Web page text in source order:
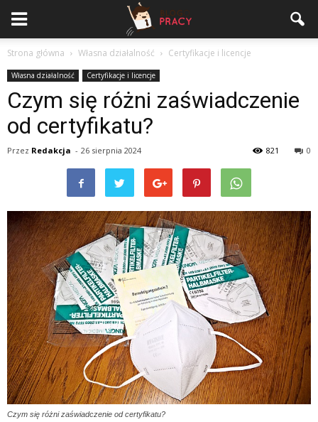
Strona główna Własna działalność Certyfikacje i licencje
Własna działalność Certyfikacje i licencje
Czym się różni zaświadczenie
od certyfikatu?
Przez Redakcja - 26 sierpnia 2024 0
821
Czym się różni zaświadczenie od certyfikatu?